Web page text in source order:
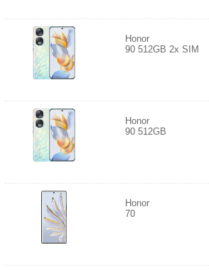
Honor
90 512GB 2x SIM
Honor
90 512GB
Honor
70